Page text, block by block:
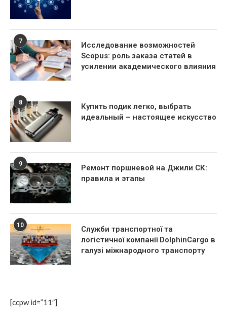
[ccpw id=”11″]
7
Исследование возможностей
Scopus: роль заказа статей в
усилении академического влияния
8
Купить подик легко, выбрать
идеальный – настоящее искусство
9
Ремонт поршневой на Джили СК:
правила и этапы
10
Служби транспортної та
логістичної компанії DolphinCargo в
галузі міжнародного транспорту